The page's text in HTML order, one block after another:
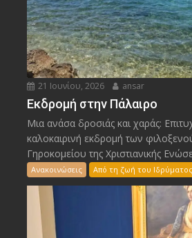
21 Ιουνίου, 2026 ansar
Εκδρομή στην Πάλαιρο
Μια ανάσα δροσιάς και χαράς:
καλοκαιρινή εκδρομή των
Γηροκομείου της Χριστιανικής
Ανακοινώσεις Από τη ζωή του Ιδρύματος